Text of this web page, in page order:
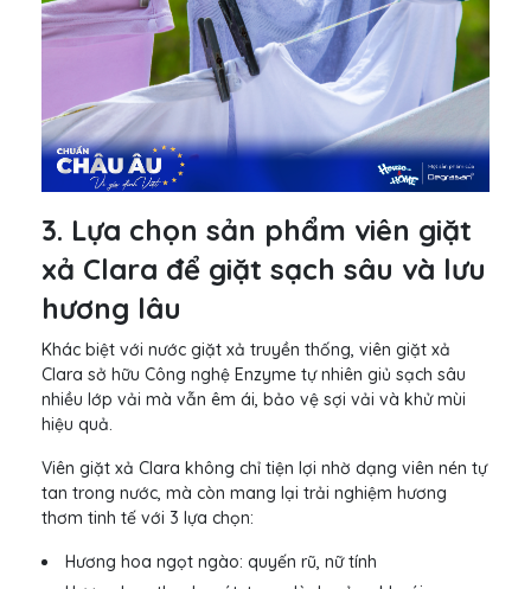
3. Lựa chọn sản phẩm viên giặt
xả Clara để giặt sạch sâu và lưu
hương lâu
Khác biệt với nước giặt xả truyền thống, viên giặt xả
Clara sở hữu Công nghệ Enzyme tự nhiên giủ sạch sâu
nhiều lớp vải mà vẫn êm ái, bảo vệ sợi vải và khử mùi
hiệu quả.
Viên giặt xả Clara không chỉ tiện lợi nhờ dạng viên nén tự
tan trong nước, mà còn mang lại trải nghiệm hương
thơm tinh tế với 3 lựa chọn:
Hương hoa ngọt ngào: quyến rũ, nữ tính